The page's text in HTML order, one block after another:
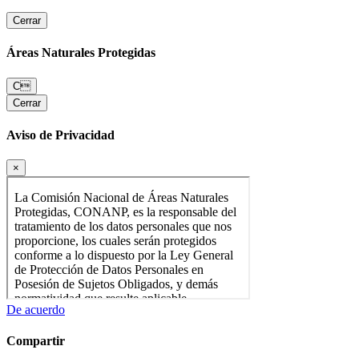
Cerrar
Áreas Naturales Protegidas
C
Cerrar
Aviso de Privacidad
×
De acuerdo
Compartir